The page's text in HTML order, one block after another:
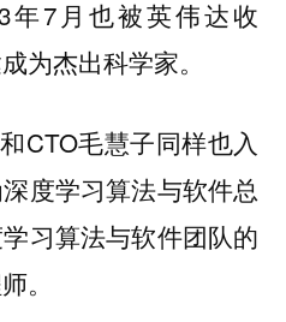
年7月也被英伟达收
为杰出科学家。
和CTO毛慧子同样也入
度学习算法与软件总
习算法与软件团队的
。